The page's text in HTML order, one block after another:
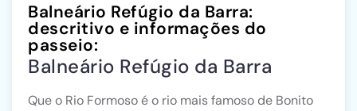
Balneário Refúgio da Barra:
descritivo e informações do
passeio:
Balneário Refúgio da Barra
Que o Rio Formoso é o rio mais famoso de Bonito